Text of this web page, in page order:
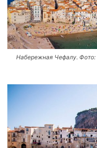
Набережная Чефалу. Фото: